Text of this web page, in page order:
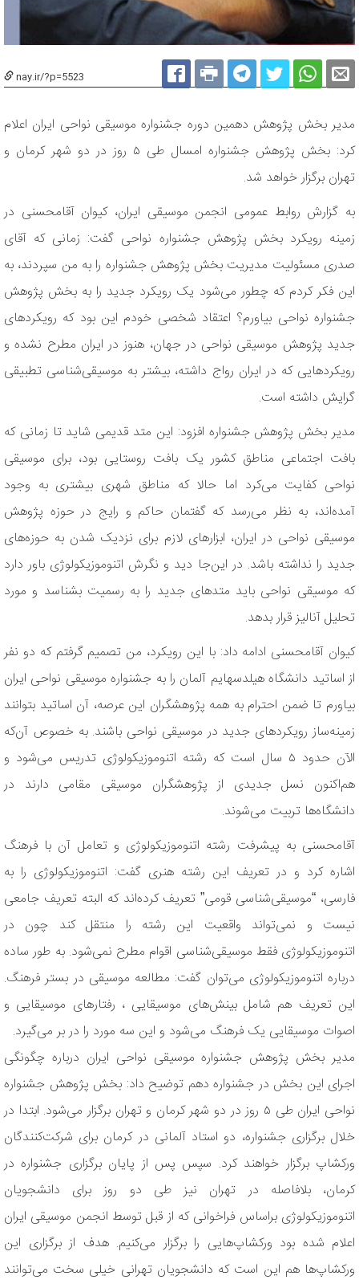
nay.ir/?p=5523
مدیر بخش پژوهش دهمین دوره جشنواره موسیقی نواحی ایران اعلام
کرد: بخش پژوهش جشنواره امسال طی ۵ روز در دو شهر کرمان و
تهران برگزار خواهد شد.
به گزارش روابط عمومی انجمن موسیقی ایران، کیوان آقامحسنی در
زمینه رویکرد بخش پژوهش جشنواره نواحی گفت: زمانی که آقای
صدری مسئولیت مدیریت بخش پژوهش جشنواره را به من سپردند، به
این فکر کردم که چطور می‌شود یک رویکرد جدید را به بخش پژوهش
جشنواره نواحی بیاورم؟ اعتقاد شخصی خودم این بود که رویکردهای
جدید پژوهش موسیقی نواحی در جهان، هنوز در ایران مطرح نشده و
رویکردهایی که در ایران رواج داشته، بیشتر به موسیقی‌شناسی تطبیقی
گرایش داشته است.
مدیر بخش پژوهش جشنواره افزود: این متد قدیمی شاید تا زمانی که
بافت اجتماعی مناطق کشور یک بافت روستایی بود، برای موسیقی
نواحی کفایت می‌کرد اما حالا که مناطق شهری بیشتری به وجود
آمده‌اند، به نظر می‌رسد که گفتمان‌ حاکم و رایج در حوزه پژوهش
موسیقی نواحی در ایران، ابزارهای لازم برای نزدیک شدن به حوزه‌های
جدید را نداشته باشد. در این‌جا دید و نگرش اتنوموزیکولوژی باور دارد
که موسیقی نواحی باید متدهای جدید را به رسمیت بشناسد و مورد
تحلیل آنالیز قرار بدهد.
کیوان آقامحسنی ادامه داد: با این رویکرد، من تصمیم گرفتم که دو نفر
از اساتید دانشگاه هیلدسهایم آلمان را به جشنواره موسیقی نواحی ایران
بیاورم تا ضمن احترام به همه پژوهشگران این عرصه، آن اساتید بتوانند
زمینه‌ساز رویکردهای جدید در موسیقی نواحی باشند. به خصوص آن‌که
الآن حدود ۵ سال است که رشته اتنوموزیکولوژی تدریس می‌شود و
هم‌اکنون نسل جدیدی از پژوهشگران موسیقی مقامی دارند در
دانشگاه‌ها تربیت می‌شوند.
آقامحسنی به پیشرفت رشته اتنوموزیکولوژی و تعامل آن با فرهنگ
اشاره کرد و در تعریف این رشته هنری گفت: اتنوموزیکولوژی را به
فارسی، “موسیقی‌شناسی قومی” تعریف کرده‌اند که البته تعریف جامعی
نیست و نمی‌تواند واقعیت این رشته را منتقل کند چون در
اتنوموزیکولوژی فقط موسیقی‌شناسی اقوام مطرح نمی‌شود. به طور ساده
درباره اتنوموزیکولوژی می‌توان گفت: مطالعه موسیقی در بستر فرهنگ.
این تعریف هم شامل بینش‌های موسیقایی ، رفتارهای موسیقایی و
اصوات موسیقایی یک فرهنگ می‌شود و این سه مورد را در بر می‌گیرد.
مدیر بخش پژوهش جشنواره موسیقی نواحی ایران درباره چگونگی
اجرای این بخش در جشنواره دهم توضیح داد: بخش پژوهش جشنواره
نواحی ایران طی ۵ روز در دو شهر کرمان و تهران برگزار می‌شود. ابتدا در
خلال برگزاری جشنواره، دو استاد آلمانی در کرمان برای شرکت‌کنندگان
ورکشاپ برگزار خواهند کرد. سپس پس از پایان برگزاری جشنواره در
کرمان، بلافاصله در تهران نیز طی دو روز برای دانشجویان
اتنوموزیکولوژی براساس فراخوانی که از قبل توسط انجمن موسیقی ایران
اعلام شده بود ورکشاپ‌هایی را برگزار می‌کنیم. هدف از برگزاری این
ورکشاپ‌ها هم این است که دانشجویان تهرانی خیلی سخت‌ می‌توانند